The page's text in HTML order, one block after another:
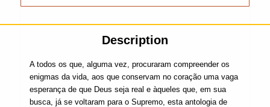
Description
A todos os que, alguma vez, procuraram compreender os
enigmas da vida, aos que conservam no coração uma vaga
esperança de que Deus seja real e àqueles que, em sua
busca, já se voltaram para o Supremo, esta antologia de